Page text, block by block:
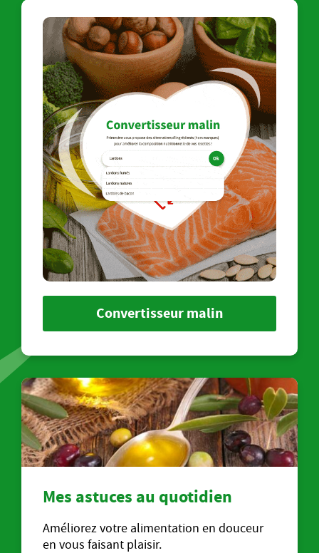
Convertisseur malin
Mes astuces au quotidien
Améliorez votre alimentation en douceur
en vous faisant plaisir.